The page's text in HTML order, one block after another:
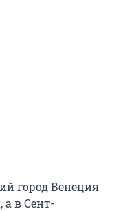
город Венеция
а в Сент-